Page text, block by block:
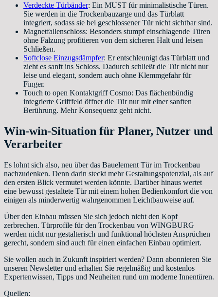
Verdeckte Türbänder: Ein MUST für minimalistische Türen.
Sie werden in die Trockenbauzarge und das Türblatt
integriert, sodass sie bei geschlossener Tür nicht sichtbar sind.
Magnetfallenschloss: Besonders stumpf einschlagende Türen
ohne Falzung profitieren von dem sicheren Halt und leisen
Schließen.
Softclose Einzugsdämpfer: Er entschleunigt das Türblatt und
zieht es sanft ins Schloss. Dadurch schließt die Tür nicht nur
leise und elegant, sondern auch ohne Klemmgefahr für
Finger.
Touch to open Kontaktgriff Cosmo: Das flächenbündig
integrierte Grifffeld öffnet die Tür nur mit einer sanften
Berührung. Mehr Konsequenz geht nicht.
Win-win-Situation für Planer, Nutzer und
Verarbeiter
Es lohnt sich also, neu über das Bauelement Tür im Trockenbau
nachzudenken. Denn darin steckt mehr Gestaltungspotenzial, als auf
den ersten Blick vermutet werden könnte. Darüber hinaus wertet
eine bewusst gestaltete Tür mit einem hohen Bedienkomfort die von
einigen als minderwertig wahrgenommen Leichtbauweise auf.
Über den Einbau müssen Sie sich jedoch nicht den Kopf
zerbrechen. Türprofile für den Trockenbau von WINGBURG
werden nicht nur gestalterisch und funktional höchsten Ansprüchen
gerecht, sondern sind auch für einen einfachen Einbau optimiert.
Sie wollen auch in Zukunft inspiriert werden? Dann abonnieren Sie
unseren Newsletter und erhalten Sie regelmäßig und kostenlos
Expertenwissen, Tipps und Neuheiten rund um moderne Innentüren.
Quellen: